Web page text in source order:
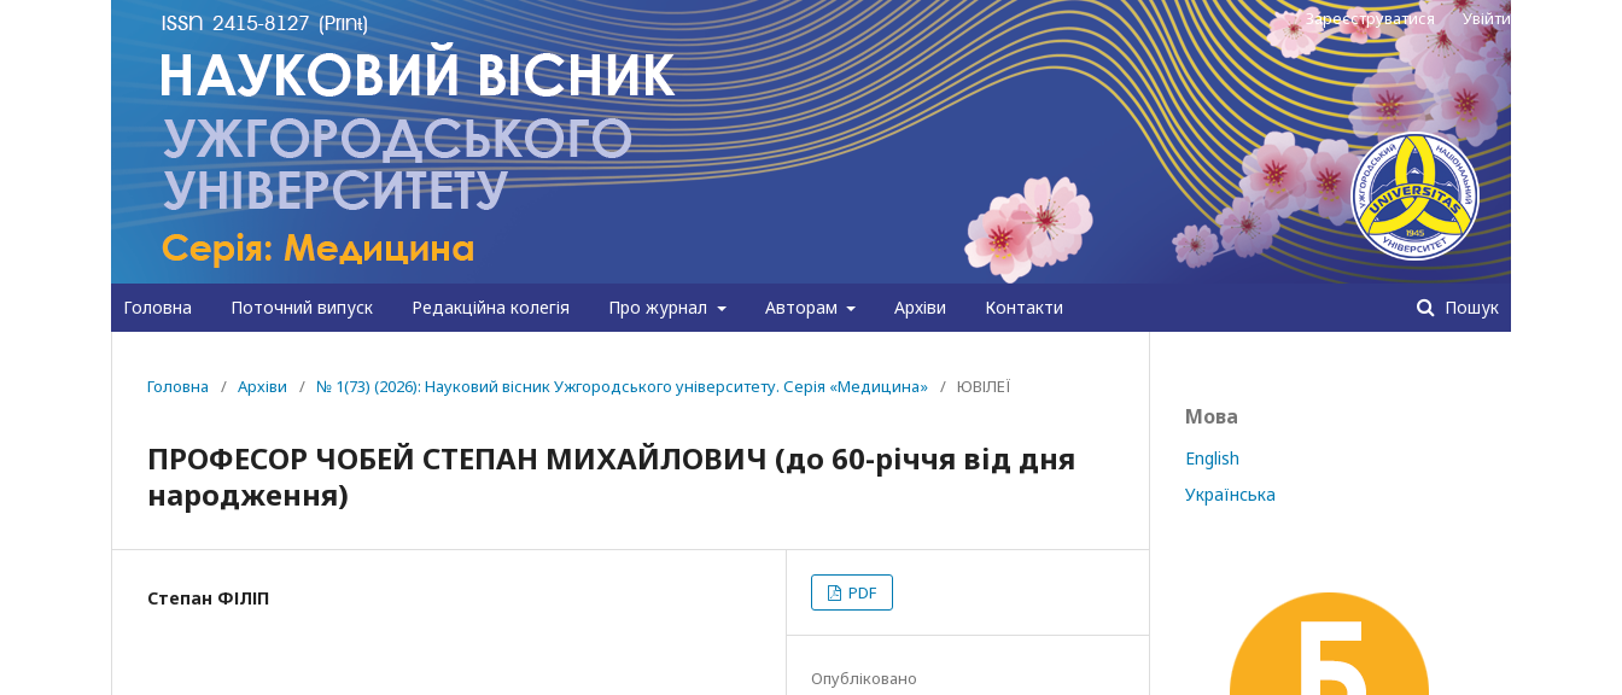
Головна Поточний випуск Редакційна колегія Про журнал Авторам Архіви Контакти Пошук
Зареєструватися Увійти
Головна / Архіви / № 1(73) (2026): Науковий вісник Ужгородського університету. Серія «Медицина» / ЮВІЛЕЇ
ПРОФЕСОР ЧОБЕЙ СТЕПАН МИХАЙЛОВИЧ (до 60-річчя від дня
народження)
Степан ФІЛІП PDF
Опубліковано
Мова
English
Українська